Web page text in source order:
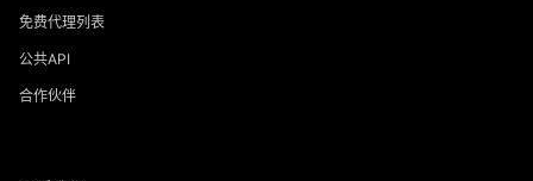
免费代理列表
公共API
合作伙伴